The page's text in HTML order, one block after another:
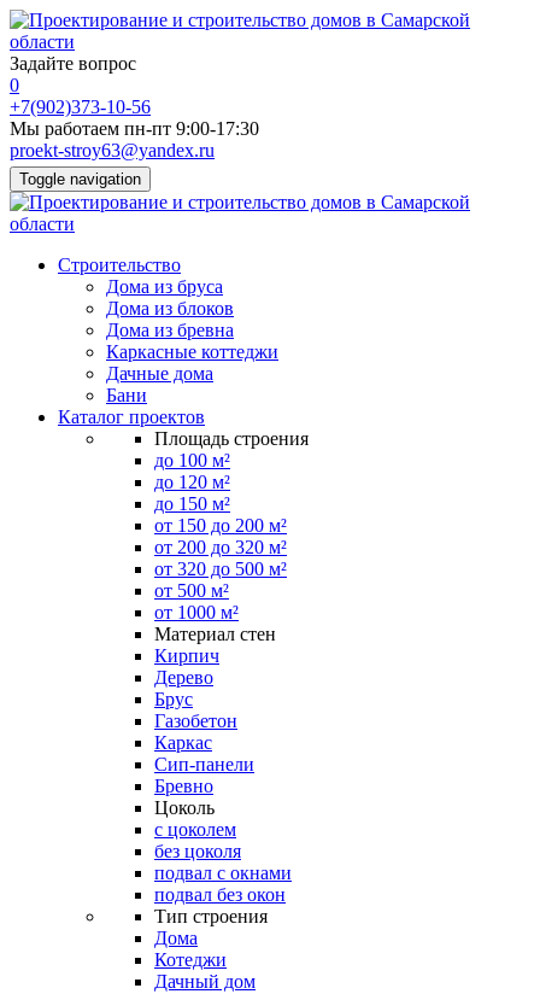
Задайте вопрос
0
+7(902)373-10-56
Мы работаем пн-пт 9:00-17:30
proekt-stroy63@yandex.ru
Toggle navigation
Строительство
Дома из бруса
Дома из блоков
Дома из бревна
Каркасные коттеджи
Дачные дома
Бани
Каталог проектов
Площадь строения
до 100 м²
до 120 м²
до 150 м²
от 150 до 200 м²
от 200 до 320 м²
от 320 до 500 м²
от 500 м²
от 1000 м²
Материал стен
Кирпич
Дерево
Брус
Газобетон
Каркас
Сип-панели
Бревно
Цоколь
с цоколем
без цоколя
подвал с окнами
подвал без окон
Тип строения
Дома
Котеджи
Дачный дом